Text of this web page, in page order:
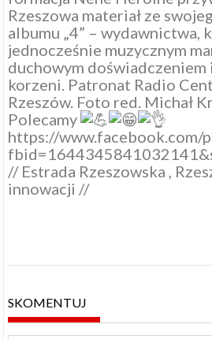
Rzeszowa materiał ze
albumu „4” – wydawnictwa,
jednocześnie muzycznym
duchowym
korzeni. Patronat Radio
Rzeszów. Foto red. Michał
Polecamy
https://www.facebook.com/
// Estrada Rzeszowska ,
innowacji //
SKOMENTUJ